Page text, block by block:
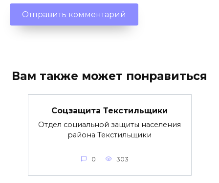
Вам также может понравиться
Соцзащита Текстильщики
Отдел социальной защиты населения
района Текстильщики
0 303